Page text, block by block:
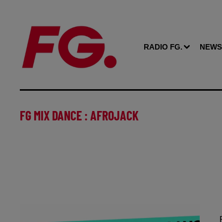
RADIO FG. NEWS
FG MIX DANCE : AFROJACK